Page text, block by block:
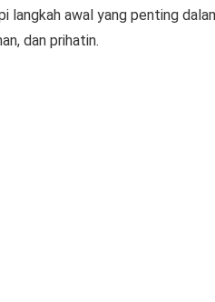
langkah awal yang penting
dan prihatin.